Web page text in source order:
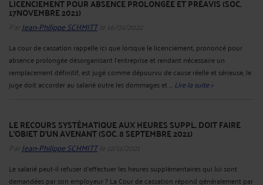
CADRE DIRIGEANT ET HEURES SUPPLÉMENTAIRES (SOC. 1ER
Sont considérés comme cadres dirigeants les cadres auxquels sont confiées des
responsabilités dont l'importance implique une grande indépendance dans
décisions de façon largement autonome et qui perçoivent une ...Lire la suite >